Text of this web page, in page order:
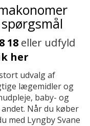
18eller udfyld
her
udvalg af
lægemidler og
baby- og
Når du køber
med Lyngby Svane